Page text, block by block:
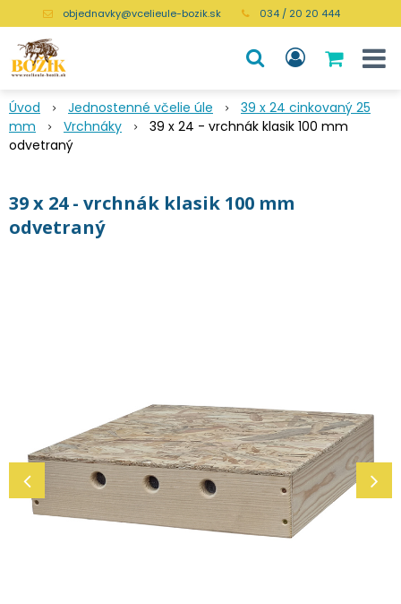
objednavky@vcelieule-bozik.sk 034 / 20 20 444
Úvod Jednostenné včelie úle
39 x 24 cinkovaný 25
mm
Vrchnáky
39 x 24 - vrchnák klasik 100 mm
odvetraný
39 x 24 - vrchnák klasik 100 mm
odvetraný